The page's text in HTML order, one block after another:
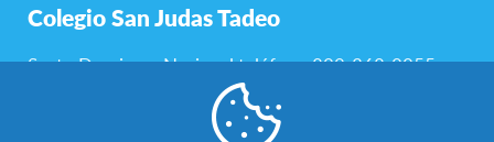
Colegio San Judas Tadeo
Santo Domingo, Nacional teléfono 809-368-0055